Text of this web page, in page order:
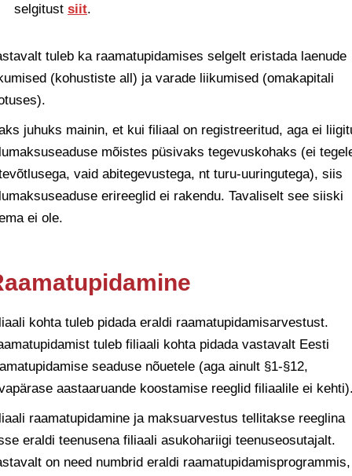
selgitust siit.
tuleb ka raamatupidamises selgelt eristada laenude
(kohustiste all) ja varade liikumised (omakapitali
juhuks mainin, et kui filiaal on registreeritud, aga ei
mõistes püsivaks tegevuskohaks (ei
vaid abitegevustega, nt turu-uuringutega), siis
erireeglid ei rakendu. Tavaliselt see siiski
ei ole.
kohta tuleb pidada eraldi raamatupidamisarvestust.
tuleb filiaali kohta pidada vastavalt Eesti
seaduse nõuetele (aga ainult §1-§12,
aastaaruande koostamise reeglid filiaalile ei
raamatupidamine ja maksuarvestus tellitakse reeglina
eraldi teenusena filiaali asukohariigi teenuseosutajalt.
on need numbrid eraldi raamatupidamisprogrammis,